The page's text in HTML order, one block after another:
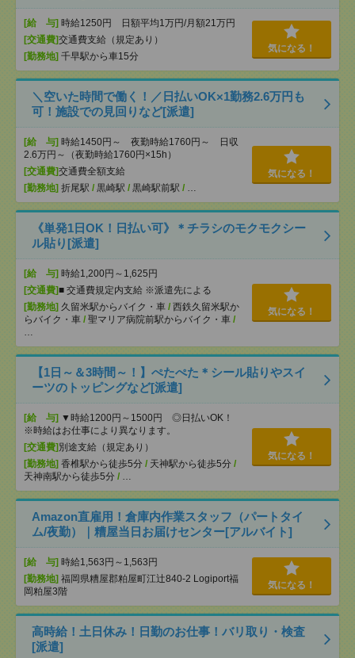
[給 与] 時給1250円 日額平均1万円/月額21万円
[交通費]交通費支給（規定あり）
[勤務地] 千早駅から車15分
気になる！
＼空いた時間で働く！／日払いOK×1勤務2.6万円も
可！施設での見回りなど[派遣]
[給 与] 時給1450円～ 夜勤時給1760円～ 日収
2.6万円～（夜勤時給1760円×15h）
[交通費]交通費全額支給
[勤務地] 折尾駅 / 黒崎駅 / 黒崎駅前駅 / …
気になる！
《単発1日OK！日払い可》＊チラシのモクモクシー
ル貼り[派遣]
[給 与] 時給1,200円～1,625円
[交通費]■ 交通費規定内支給 ※派遣先による
[勤務地] 久留米駅からバイク・車 / 西鉄久留米駅か
らバイク・車 / 聖マリア病院前駅からバイク・車 /
…
気になる！
【1日～＆3時間～！】ぺたぺた＊シール貼りやスイ
ーツのトッピングなど[派遣]
[給 与] ▼時給1200円～1500円 ◎日払いOK！
※時給はお仕事により異なります。
[交通費] 別途支給（規定あり）
[勤務地] 香椎駅から徒歩5分 / 天神駅から徒歩5分 /
天神南駅から徒歩5分 / …
気になる！
Amazon直雇用！倉庫内作業スタッフ（パートタイ
ム/夜勤）｜糟屋当日お届けセンター[アルバイト]
[給 与] 時給1,563円～1,563円
[勤務地] 福岡県糟屋郡粕屋町江辻840-2 Logiport福
岡粕屋3階
気になる！
高時給！土日休み！日勤のお仕事！バリ取り・検査
[派遣]